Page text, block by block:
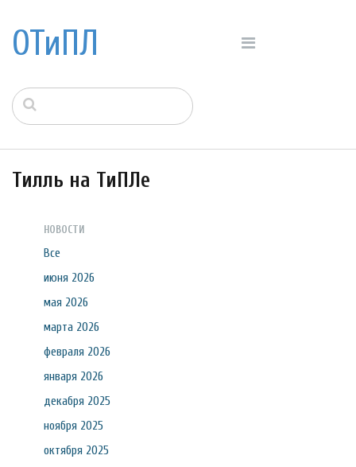
ОТиПЛ
Тилль на ТиПЛе
НОВОСТИ
Все
июня 2026
мая 2026
марта 2026
февраля 2026
января 2026
декабря 2025
ноября 2025
октября 2025